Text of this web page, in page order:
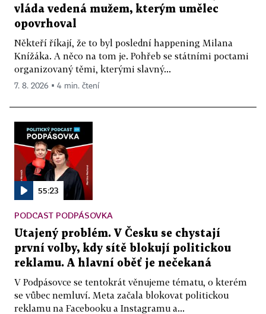
vláda vedená mužem, kterým umělec
opovrhoval
Někteří říkají, že to byl poslední happening Milana
Knížáka. A něco na tom je. Pohřeb se státními poctami
organizovaný těmi, kterými slavný...
7. 8. 2026 ▪ 4 min. čtení
55:23
PODCAST PODPÁSOVKA
Utajený problém. V Česku se chystají
první volby, kdy sítě blokují politickou
reklamu. A hlavní oběť je nečekaná
V Podpásovce se tentokrát věnujeme tématu, o kterém
se vůbec nemluví. Meta začala blokovat politickou
reklamu na Facebooku a Instagramu a...